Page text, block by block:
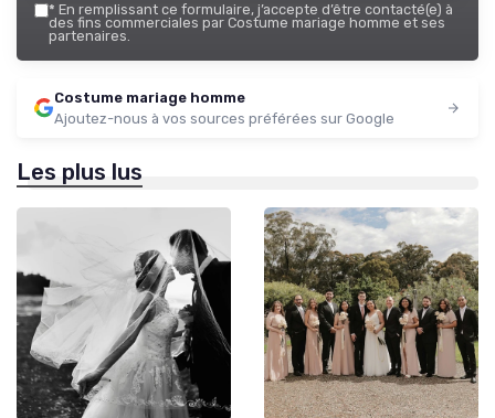
* En remplissant ce formulaire, j’accepte d’être contacté(e) à
des fins commerciales par Costume mariage homme et ses
partenaires.
Costume mariage homme
Ajoutez-nous à vos sources préférées sur Google
Les plus lus